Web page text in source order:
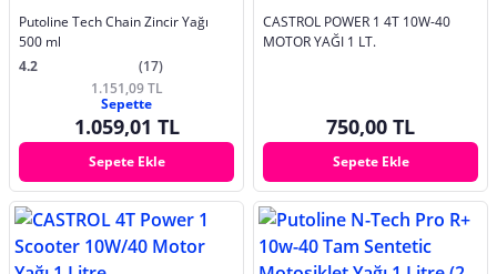
Putoline Tech Chain Zincir Yağı
500 ml
4.2
(17)
1.151,09 TL
Sepette
1.059,01 TL
Sepete Ekle
CASTROL POWER 1 4T 10W-40
MOTOR YAĞI 1 LT.
750,00 TL
Sepete Ekle